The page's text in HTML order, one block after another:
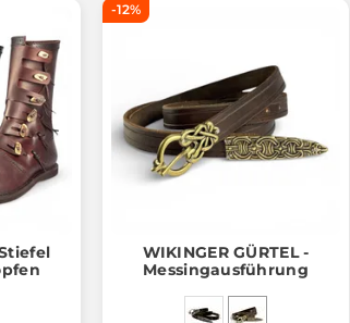
-12%
WIKINGER GÜRTEL -
Messingausführung